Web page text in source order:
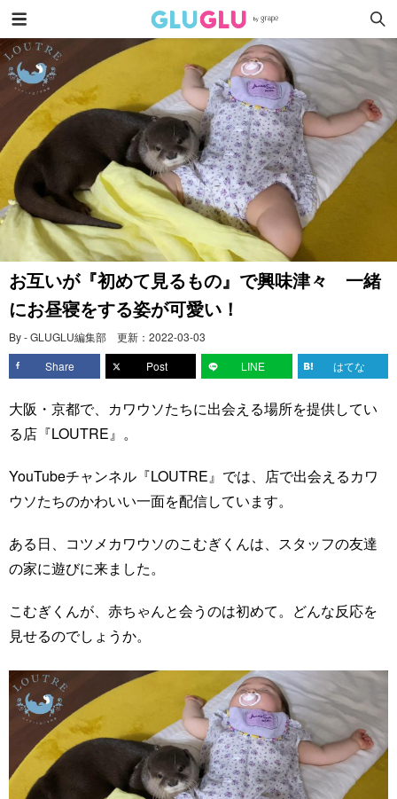
お互いが『初めて見るもの』で興味津々 一緒
にお昼寝をする姿が可愛い！
By - GLUGLU編集部 更新： 2022-03-03
Share
Post LINE はてな
大阪・京都で、カワウソたちに出会える場所を提供してい
る店『LOUTRE』。
YouTubeチャンネル『LOUTRE』では、店で出会えるカワ
ウソたちのかわいい一面を配信しています。
ある日、コツメカワウソのこむぎくんは、スタッフの友達
の家に遊びに来ました。
こむぎくんが、赤ちゃんと会うのは初めて。どんな反応を
見せるのでしょうか。